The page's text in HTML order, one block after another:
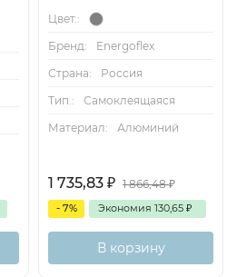
Цвет.:
Бренд:
Energoflex
Страна:
Россия
Тип.:
Самоклеящаяся
Материал:
Алюминий
1 735,83 ₽ 1 866,48₽
- 7% Экономия 130,65 ₽
В корзину